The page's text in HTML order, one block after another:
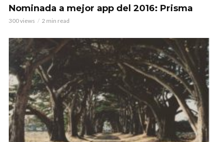
Nominada a mejor app del 2016: Prisma
300 views 2 min read